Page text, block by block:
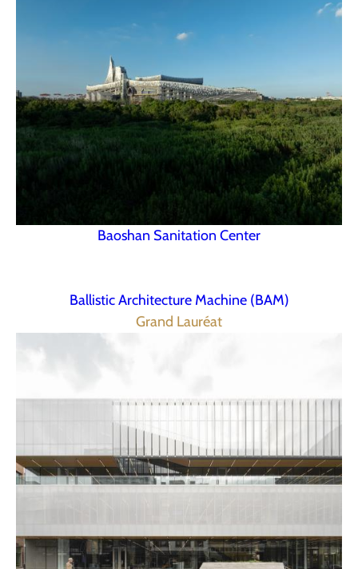
Baoshan Sanitation Center
Ballistic Architecture Machine (BAM)
Grand Lauréat